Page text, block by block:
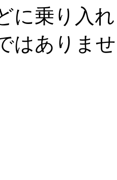
に乗り入
はありま